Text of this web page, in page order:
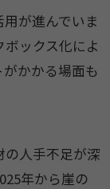
が進んでいま
ックス化によ
かかる場面も
の人手不足が深
年から崖の